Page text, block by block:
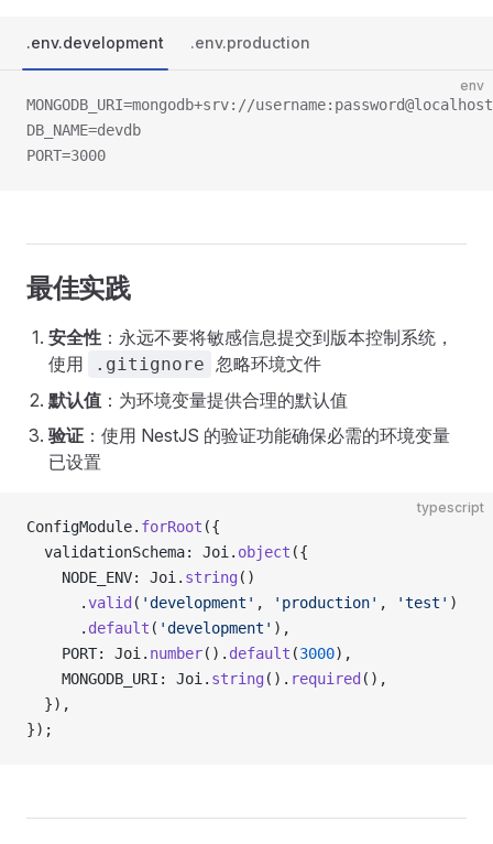
.env.development .env.production
env
MONGODB_URI=mongodb+srv://
DB_NAME=devdb
PORT=3000
最佳实践
安全性 ：永远不要将敏感信息提交到版本控制系统，
使用
.gitignore 忽略环境文件
默认值 ：为环境变量提供合理的默认值
验证 ：使用 NestJS 的验证功能确保必需的环境变量
已设置
typescript
ConfigModule. forRoot ({
  validationSchema: Joi.
object ({
    NODE_ENV: Joi.
string ()
      .
valid ( 'development' , 'production' , 'test' )
      .
default ( 'development' ),
    PORT: Joi.
number(). default (3000),
    MONGODB_URI: Joi.
string (). required (),
  }),
});